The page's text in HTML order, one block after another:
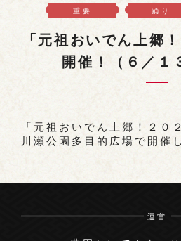
よくある質問
重要 踊り
「元祖おいでん上郷
開催！（６／１
「元祖おいでん上郷！２０
川瀬公園多目的広場で開催
運営